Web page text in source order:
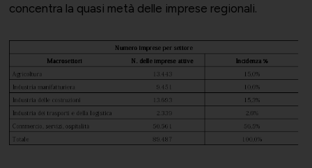
concentra la quasi metà delle imprese regionali.
Altre partecipazioni societarie
Unimatica
Qualità, sicurezza e ambiente